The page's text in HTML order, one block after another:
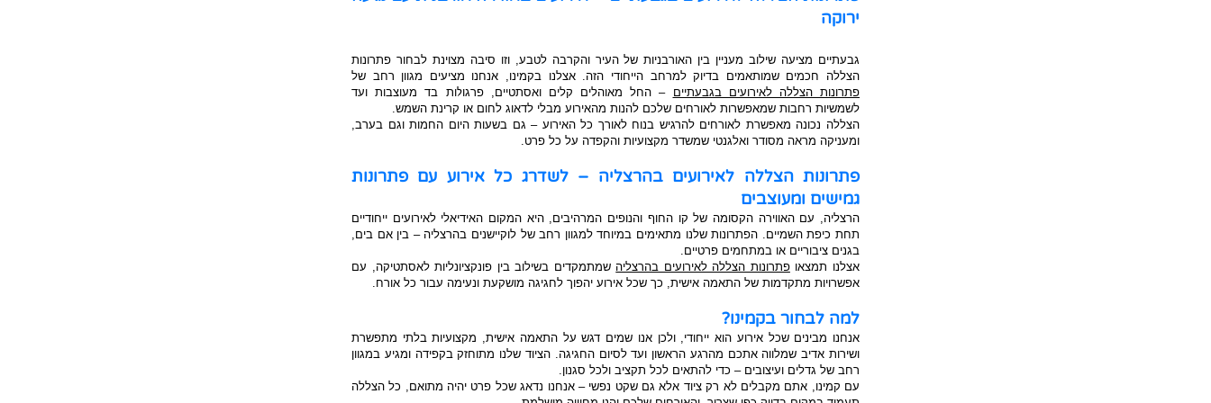
ירוקה
גבעתיים מציעה שילוב מעניין בין האורבניות של העיר והקרבה לטבע, וזו סיבה מצוינת לבחור פתרונות
הצללה חכמים שמותאמים בדיוק למרחב הייחודי הזה. אצלנו בקמינו, אנחנו מציעים מגוון רחב של
פתרונות הצללה לאירועים בגבעתיים – החל מאוהלים קלים ואסתטיים, פרגולות בד מעוצבות ועד
לשמשיות רחבות שמאפשרות לאורחים שלכם להנות מהאירוע מבלי לדאוג לחום או קרינת השמש.
הצללה נכונה מאפשרת לאורחים להרגיש בנוח לאורך כל האירוע – גם בשעות היום החמות וגם בערב,
ומעניקה מראה מסודר ואלגנטי שמשדר מקצועיות והקפדה על כל פרט.
פתרונות הצללה לאירועים בהרצליה – לשדרג כל אירוע עם פתרונות
גמישים ומעוצבים
הרצליה, עם האווירה הקסומה של קו החוף והנופים המרהיבים, היא המקום האידיאלי לאירועים ייחודיים
תחת כיפת השמיים. הפתרונות שלנו מתאימים במיוחד למגוון רחב של לוקיישנים בהרצליה – בין אם בים,
בגנים ציבוריים או במתחמים פרטיים.
אצלנו תמצאופתרונות הצללה לאירועים בהרצליה שמתמקדים בשילוב בין פונקציונליות לאסתטיקה, עם
אפשרויות מתקדמות של התאמה אישית, כך שכל אירוע יהפוך לחגיגה מושקעת ונעימה עבור כל אורח.
למה לבחור בקמינו?
אנחנו מבינים שכל אירוע הוא ייחודי, ולכן אנו שמים דגש על התאמה אישית, מקצועיות בלתי מתפשרת
ושירות אדיב שמלווה אתכם מהרגע הראשון ועד לסיום החגיגה. הציוד שלנו מתוחזק בקפידה ומגיע במגוון
רחב של גדלים ועיצובים – כדי להתאים לכל תקציב ולכל סגנון.
עם קמינו, אתם מקבלים לא רק ציוד אלא גם שקט נפשי – אנחנו נדאג שכל פרט יהיה מתואם, כל הצללה